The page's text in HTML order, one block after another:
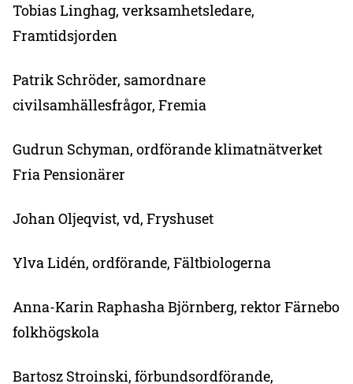
Tobias Linghag, verksamhetsledare,
Framtidsjorden
Patrik Schröder, samordnare
civilsamhällesfrågor, Fremia
Gudrun Schyman, ordförande klimatnätverket
Fria Pensionärer
Johan Oljeqvist, vd, Fryshuset
Ylva Lidén, ordförande, Fältbiologerna
Anna-Karin Raphasha Björnberg, rektor Färnebo
folkhögskola
Bartosz Stroinski, förbundsordförande,